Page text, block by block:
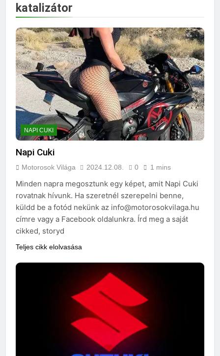
katalizátor
NAPI CUKI
Napi Cuki
Motorosok Világa 2024.12.08. 0 1 mins
Minden napra megosztunk egy képet, amit Napi Cuki
rovatnak hívunk. Ha szeretnél szerepelni benne,
küldd be a fotód nekünk az info@motorosokvilaga.hu
címre vagy a Facebook oldalunkra. Írd meg a saját
cikked, storyd
Teljes cikk elolvasása